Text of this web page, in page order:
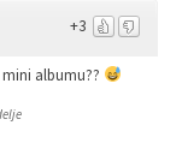
+3
albumu??